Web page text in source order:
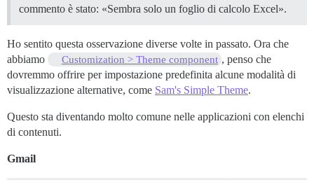
commento è stato: «Sembra solo un foglio di calcolo Excel».
Ho sentito questa osservazione diverse volte in passato. Ora che
abbiamo
Customization > Theme component , penso che
dovremmo offrire per impostazione predefinita alcune modalità di
visualizzazione alternative, come Sam's Simple Theme.
Questo sta diventando molto comune nelle applicazioni con elenchi
di contenuti.
Gmail